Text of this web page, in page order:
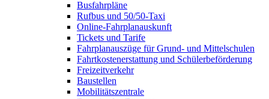
Busfahrpläne
Rufbus und 50/50-Taxi
Online-Fahrplanauskunft
Tickets und Tarife
Fahrplanauszüge für Grund- und Mittelschulen
Fahrtkostenerstattung und Schülerbeförderung
Freizeitverkehr
Baustellen
Mobilitätszentrale